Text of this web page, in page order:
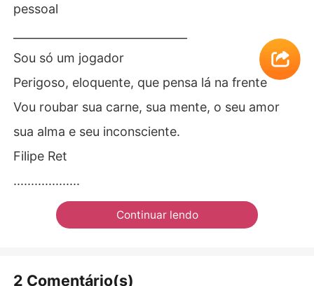
pessoal
Sou só um jogador
Perigoso, eloquente, que pensa lá na frente
Vou roubar sua carne, sua mente, o seu amor
sua alma e seu inconsciente.
Filipe Ret
...................
Continuar lendo
2 Comentário(s)